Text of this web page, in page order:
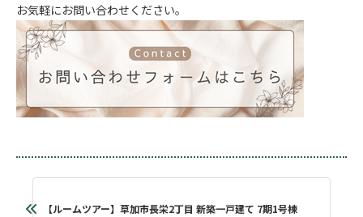
お気軽にお問い合わせください。
【ルームツアー】草加市長栄2丁目 新築一戸建て 7期1号棟